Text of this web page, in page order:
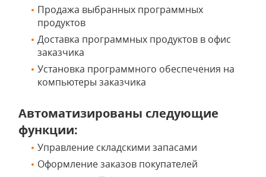
Продажа выбранных программных
продуктов
Доставка программных продуктов в офис
заказчика
Установка программного обеспечения на
компьютеры заказчика
Автоматизированы следующие
функции:
Управление складскими запасами
Оформление заказов покупателей